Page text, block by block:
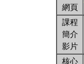
網頁
課程
簡介
影片
核心